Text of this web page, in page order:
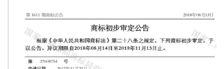
么
“捂
脸”
图